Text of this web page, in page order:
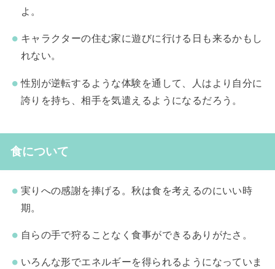
よ。
キャラクターの住む家に遊びに行ける日も来るかもし
れない。
性別が逆転するような体験を通して、人はより自分に
誇りを持ち、相手を気遣えるようになるだろう。
食について
実りへの感謝を捧げる。秋は食を考えるのにいい時
期。
自らの手で狩ることなく食事ができるありがたさ。
いろんな形でエネルギーを得られるようになっていま